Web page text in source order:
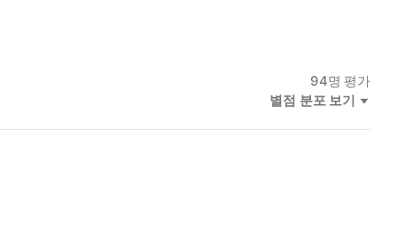
94명 평가
별점 분포 보기